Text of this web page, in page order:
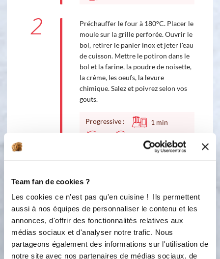
Team fan de cookies ?
Les cookies ce n'est pas qu'en cuisine ! Ils permettent
aussi à nos équipes de personnaliser le contenu et les
annonces, d'offrir des fonctionnalités relatives aux
médias sociaux et d'analyser notre trafic. Nous
partageons également des informations sur l'utilisation de
notre site avec nos partenaires de médias sociaux, de
2
Préchauffer le four à 180°C. Placer le
moule sur la grille perforée. Ouvrir le
bol, retirer le panier inox et jeter l'eau
de cuisson. Mettre le potiron dans le
bol et la farine, la poudre de noisette,
la crème, les oeufs, la levure
chimique. Salez et poivrez selon vos
gouts.
Progressive : 1 min
cubes de bûche de chèvre et de
graines de courges. Cuire à 180°C
pendant 25 à 30 minutes.
Bon appétit !